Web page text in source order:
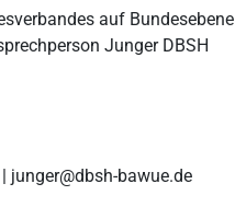
auf Bundesebene
Junger DBSH
junger@dbsh-bawue.de